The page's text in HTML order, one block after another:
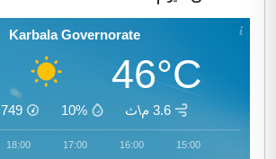
Karbala Governorate
46°C
3.6 م\ث 10%
749
15:00
16:00
17:00
18:00